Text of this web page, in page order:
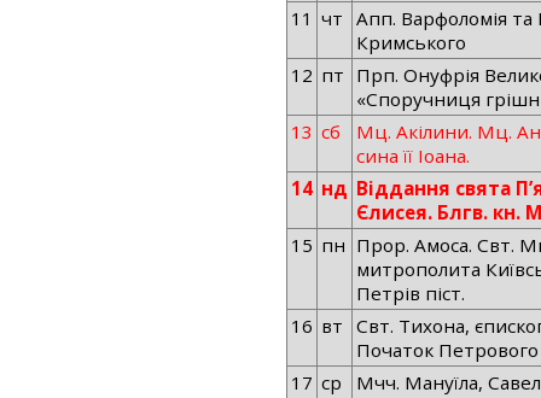
11 чт
Апп. Варфоломія
Кримського
12 пт Прп. Онуфрія
«Споручниця
13 сб
Мц. Акілини. Мц.
сина її Іоана.
14 нд Віддання свята
Єлисея. Блгв. кн.
15 пн Прор. Амоса. Свт.
митрополита
Петрів піст.
16 вт
Свт. Тихона,
Початок Петрового
17 ср
Мчч. Мануїла,